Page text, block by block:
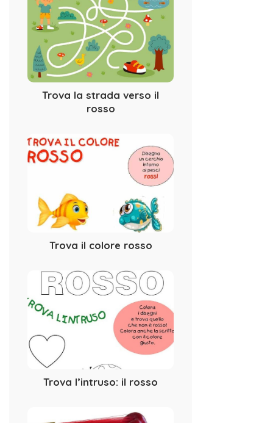
Trova la strada verso il
rosso
Trova il colore rosso
Trova l’intruso: il rosso